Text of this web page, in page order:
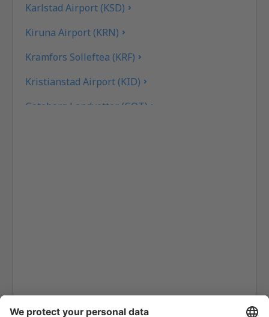
Karlstad Airport (KSD)
Kiruna Airport (KRN)
Kramfors Solleftea (KRF)
Kristianstad Airport (KID)
Goteborg Landvetter (GOT)